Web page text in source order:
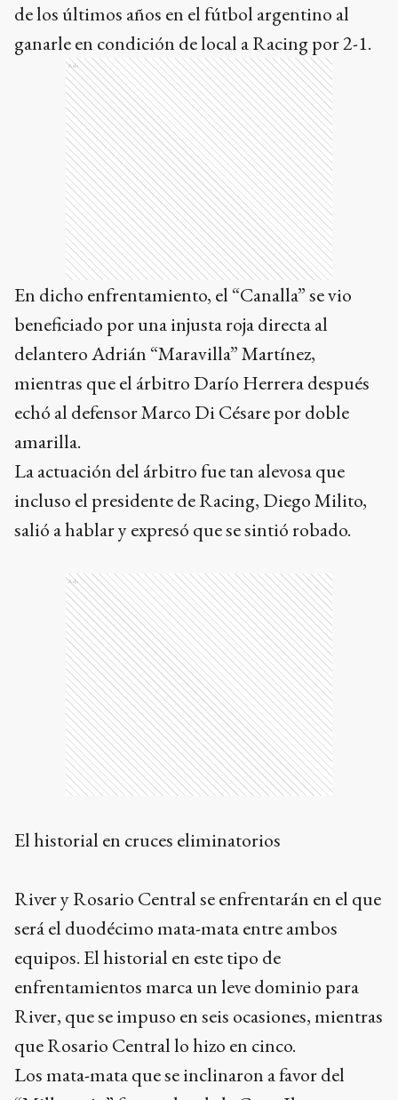
de los últimos años en el fútbol argentino al
ganarle en condición de local a Racing por 2-1.
Ads
En dicho enfrentamiento, el “Canalla” se vio
beneficiado por una injusta roja directa al
delantero Adrián “Maravilla” Martínez,
mientras que el árbitro Darío Herrera después
echó al defensor Marco Di Césare por doble
amarilla.
La actuación del árbitro fue tan alevosa que
incluso el presidente de Racing, Diego Milito,
salió a hablar y expresó que se sintió robado.
Ads
El historial en cruces eliminatorios
River y Rosario Central se enfrentarán en el que
será el duodécimo mata-mata entre ambos
equipos. El historial en este tipo de
enfrentamientos marca un leve dominio para
River, que se impuso en seis ocasiones, mientras
que Rosario Central lo hizo en cinco.
Los mata-mata que se inclinaron a favor del